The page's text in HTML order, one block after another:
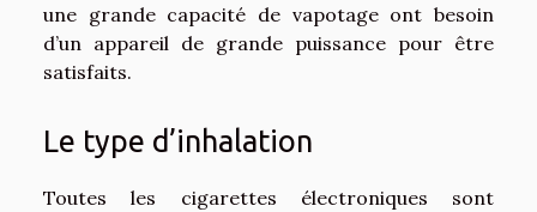
une grande capacité de vapotage ont besoin
d’un appareil de grande puissance pour être
satisfaits.
Le type d’inhalation
Toutes les cigarettes électroniques sont